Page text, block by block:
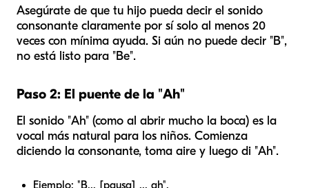
Asegúrate de que tu hijo pueda decir el sonido
consonante claramente por sí solo al menos 20
veces con mínima ayuda. Si aún no puede decir "B",
no está listo para "Be".
Paso 2: El puente de la "Ah"
El sonido "Ah" (como al abrir mucho la boca) es la
vocal más natural para los niños. Comienza
diciendo la consonante, toma aire y luego di "Ah".
Ejemplo: "B... [pausa] ... ah".